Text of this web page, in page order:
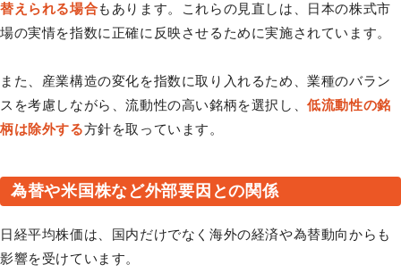
替えられる場合もあります。これらの見直しは、日本の株式市
場の実情を指数に正確に反映させるために実施されています。
また、産業構造の変化を指数に取り入れるため、業種のバラン
スを考慮しながら、流動性の高い銘柄を選択し、低流動性の銘
柄は除外する方針を取っています。
為替や米国株など外部要因との関係
日経平均株価は、国内だけでなく海外の経済や為替動向からも
影響を受けています。